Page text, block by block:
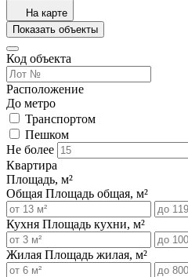
На карте
Показать объекты
Код объекта
Расположение
До метро
Транспортом
Пешком
Не более
Квартира
Площадь, м²
Общая Площадь общая, м²
Кухня Площадь кухни, м²
Жилая Площадь жилая, м²